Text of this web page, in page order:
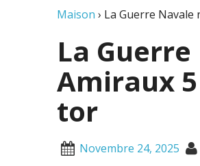
Maison › La Guerre Navale
La
Amiraux
tor
Novembre 24, 2025